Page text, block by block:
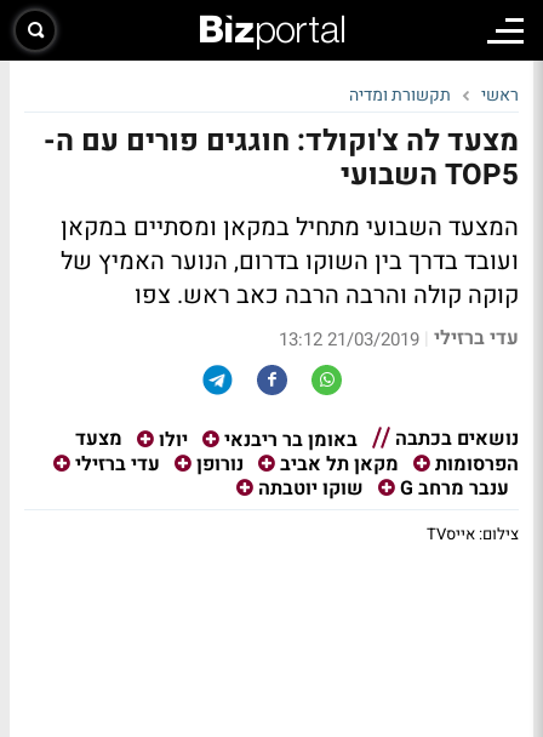
ראשי תקשורת ומדיה
מצעד לה צ'וקולד: חוגגים פורים עם ה-
TOP5 השבועי
המצעד השבועי מתחיל במקאן ומסתיים במקאן
ועובד בדרך בין השוקו בדרום, הנוער האמיץ של
קוקה קולה והרבה הרבה כאב ראש. צפו
עדי ברזילי |
21/03/2019 13:12
נושאים בכתבה באומן בר ריבנאי יולו
מצעד
הפרסומות
מקאן תל אביב נורופן
עדי ברזילי
ענבר מרחב G
שוקו יוטבתה
צילום: אייסTV